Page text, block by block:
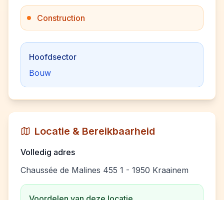
Construction
Hoofdsector
Bouw
Locatie & Bereikbaarheid
Volledig adres
Chaussée de Malines 455 1 - 1950 Kraainem